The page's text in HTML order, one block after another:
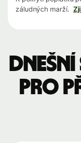
záludných marží.
pro